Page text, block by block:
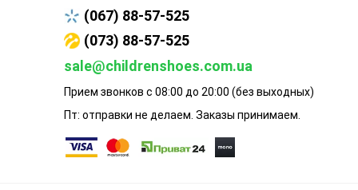
(067) 88-57-525
(073) 88-57-525
sale@childrenshoes.com.ua
Прием звонков с 08:00 до 20:00 (без выходных)
Пт: отправки не делаем. Заказы принимаем.